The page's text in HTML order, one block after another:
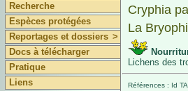
Recherche
Espèces protégées
Reportages et dossiers >
Docs à télécharger
Pratique
Liens
Cryphia
La
Lichens des
Références : Id